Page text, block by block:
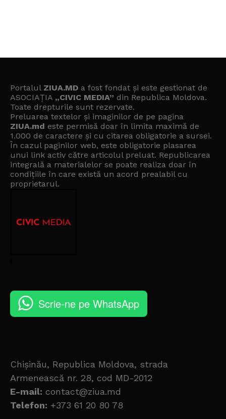
Portalul ZIUA.MD a fost fondat și este gestionat de
ASOCIAȚIA „CIVIC MEDIA” din Republica Moldova.
Toate drepturile sunt rezervate.
Preluarea textelor și imaginilor de pe pagina
ZIUA.md este permisă doar în limita maximă de
1.000 de caractere și cu citarea obligatorie a sursei.
În cazul paginilor web, este obligatorie plasarea
unui link activ către articolul preluat. Republicarea
integrală a materialelor se poate realiza doar în
condițiile în care există un acord prealabil cu
proprietarul.
Scrie-ne pe WhatsApp
Chișinău, Republica Moldova, strada
Armenească nr. 28, cod MD-2012
E-mail: contact@ziua.md
Telefon: +373 61 20 80 78